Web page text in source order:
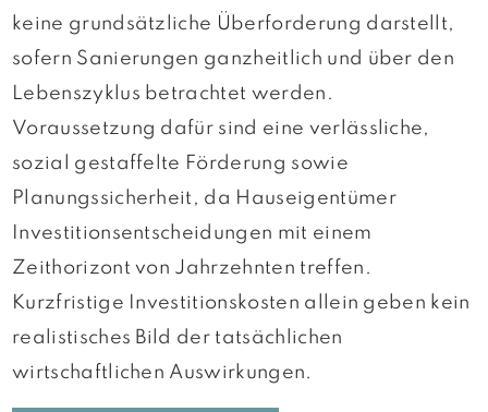
keine grundsätzliche Überforderung darstellt,
sofern Sanierungen ganzheitlich und über den
Lebenszyklus betrachtet werden.
Voraussetzung dafür sind eine verlässliche,
sozial gestaffelte Förderung sowie
Planungssicherheit, da Hauseigentümer
Investitionsentscheidungen mit einem
Zeithorizont von Jahrzehnten treffen.
Kurzfristige Investitionskosten allein geben kein
realistisches Bild der tatsächlichen
wirtschaftlichen Auswirkungen.